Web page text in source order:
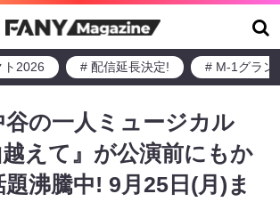
ト2026 # 配信延長決定! # M-1グラン
の一人ミュージカル
越えて』が公演前にもか
沸騰中! 9月25日(月)ま